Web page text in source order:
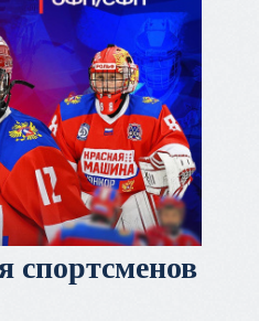
спортсменов